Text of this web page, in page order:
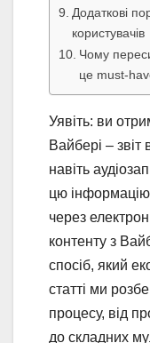
Додаткові
користувачів
Чому
це must-
Уявіть: ви
Вайбері –
навіть
цю
через
контенту з
спосіб, який
статті ми
процесу, від
до складних